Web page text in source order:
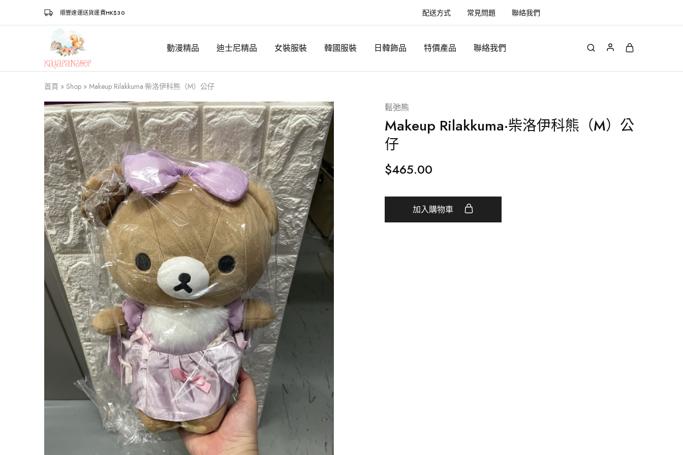
順豐速運送貨運費HK$30 配送方式 常見問題 聯絡我們
Kajapanshop
日
韓
百
貨
店
動漫精品 迪士尼精品 女裝服裝 韓國服裝 日韓飾品 特價產品 聯絡我們
首頁 » Shop » Makeup Rilakkuma·柴洛伊科熊（M）公仔
鬆弛熊
Makeup Rilakkuma·柴洛伊科熊（M）公
仔
$465.00
加入購物車